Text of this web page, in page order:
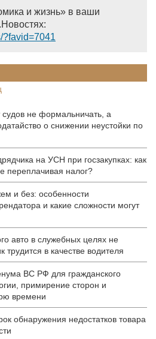
и жизнь» в ваши
?favid=7041
не формальничать, а
о снижении неустойки по
на УСН при госзакупках: как
переплачивая налог?
и без: особенности
и какие сложности могут
авто в служебных целях не
трудится в качестве водителя
ВС РФ для гражданского
примирение сторон и
времени
обнаружения недостатков товара